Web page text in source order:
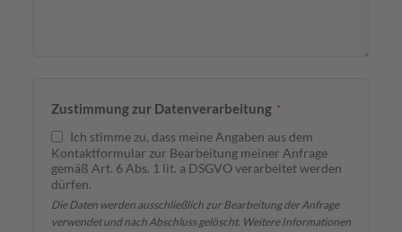
Zustimmung zur Datenverarbeitung *
Ich stimme zu, dass meine Angaben aus dem
Kontaktformular zur Bearbeitung meiner Anfrage
gemäß Art. 6 Abs. 1 lit. a DSGVO verarbeitet werden
dürfen.
Die Daten werden ausschließlich zur Bearbeitung der Anfrage
verwendet und nach Abschluss gelöscht. Weitere Informationen